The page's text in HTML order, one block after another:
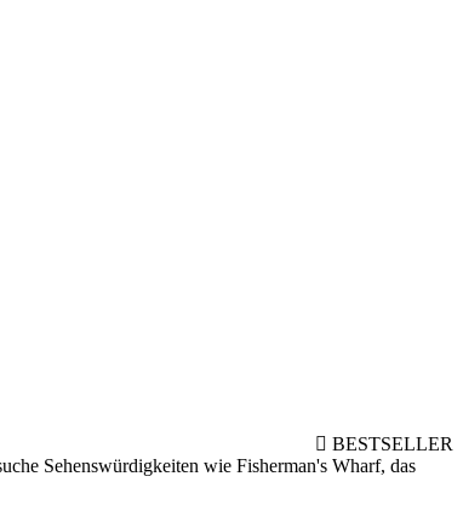
BESTSELLER
Sehenswürdigkeiten wie Fisherman's Wharf, das